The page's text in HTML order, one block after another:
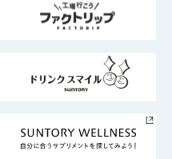
ビリティ経営